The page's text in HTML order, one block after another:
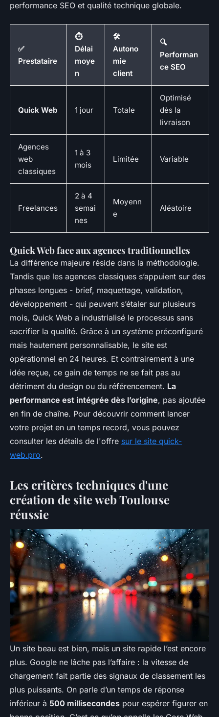
performance SEO et qualité technique globale.
✅
Prestataire
⏱️
Délai
moye
n
🛠️
Autono
mie
client
🔍
Performan
ce SEO
Quick Web 1 jour Totale
Optimisé
dès la
livraison
Agences
web
classiques
1 à 3
mois
Limitée Variable
Freelances
2 à 4
semai
nes
Moyenn
e
Aléatoire
Quick Web face aux agences traditionnelles
La différence majeure réside dans la méthodologie.
Tandis que les agences classiques s’appuient sur des
phases longues - brief, maquettage, validation,
développement - qui peuvent s’étaler sur plusieurs
mois, Quick Web a industrialisé le processus sans
sacrifier la qualité. Grâce à un système préconfiguré
mais hautement personnalisable, le site est
opérationnel en 24 heures. Et contrairement à une
idée reçue, ce gain de temps ne se fait pas au
détriment du design ou du référencement. La
performance est intégrée dès l’origine, pas ajoutée
en fin de chaîne. Pour découvrir comment lancer
votre projet en un temps record, vous pouvez
consulter les détails de l'offre sur le site quick-
web.pro.
Les critères techniques d'une
création de site web Toulouse
réussie
Un site beau est bien, mais un site rapide l’est encore
plus. Google ne lâche pas l’affaire : la vitesse de
chargement fait partie des signaux de classement les
plus puissants. On parle d’un temps de réponse
inférieur à 500 millisecondes pour espérer figurer en